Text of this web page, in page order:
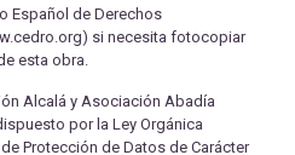
Español de Derechos
si necesita fotocopiar
esta obra.
Alcalá y Asociación Abadía
por la Ley Orgánica
Protección de Datos de Carácter